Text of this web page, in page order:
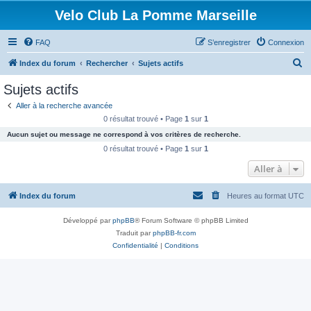
Velo Club La Pomme Marseille
FAQ Connexion
S’enregistrer
Index du forum Rechercher Sujets actifs
c
e
Sujets actifs
Aller à la recherche avancée
0 résultat trouvé • Page 1 sur 1
Aucun sujet ou message ne correspond à vos critères de recherche.
0 résultat trouvé • Page 1 sur 1
Aller à
Index du forum Heures au format UTC
Développé parphpBB® Forum Software © phpBB Limited
Traduit parphpBB-fr.com
Confidentialité | Conditions